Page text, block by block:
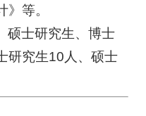
等。
硕士研究生、博士
研究生10人、硕士